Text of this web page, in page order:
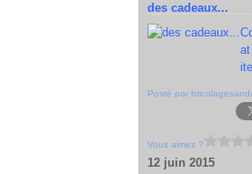
des cadeaux...
Posté par
Vous aimez ?
12 juin 2015